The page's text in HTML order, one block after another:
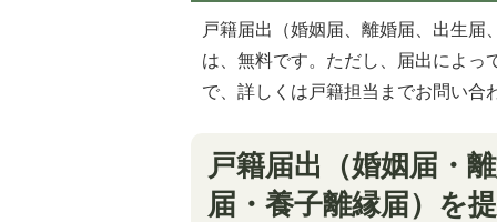
戸籍届出（婚姻届、離婚届、出生
は、無料です。ただし、届出によっ
で、詳しくは戸籍担当までお問い
戸籍届出（婚姻届・
届・養子離縁届）を